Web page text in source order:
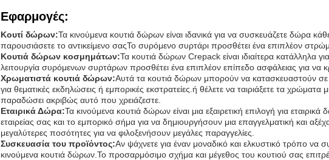
Εφαρμογές:
Κουτί δώρων:Τα κινούμενα κουτιά δώρων είναι ιδανικά για να συσκευάζετε δώρα
παρουσιάσετε το αντικείμενο σαςΤο συρόμενο συρτάρι προσθέτει ένα επιπλέον
Κουτιά δώρων κοσμημάτων:Τα κουτιά δώρων Crepack είναι ιδιαίτερα κατάλληλα
λειτουργία συρόμενων συρτάρων προσθέτει ένα επιπλέον επίπεδο ασφάλειας για να
Χρωματιστά κουτιά δώρων:Αυτά τα κουτιά δώρων μπορούν να κατασκευαστούν σε
για θεματικές εκδηλώσεις ή εμπορικές εκστρατείες.ή θέλετε να ταιριάξετε τα
παραδώσει ακριβώς αυτό που χρειάζεστε.
Εταιρικά Δώρα:Τα κινούμενα κουτιά δώρων είναι μια εξαιρετική επιλογή για
εταιρείας σας και το εμπορικό σήμα για να δημιουργήσουν μια επαγγελματική και
μεγαλύτερες ποσότητες για να φιλοξενήσουν μεγάλες παραγγελίες.
Συσκευασία του προϊόντος:Αν ψάχνετε για έναν μοναδικό και ελκυστικό τρόπο να
κινούμενα κουτιά δώρων.Το προσαρμόσιμο σχήμα και μέγεθος του κουτιού σας